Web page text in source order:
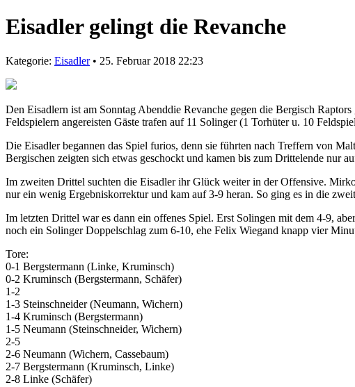
Eisadler gelingt die Revanche
Kategorie: Eisadler• 25. Februar 2018 22:23
Den Eisadlern ist am Sonntag Abenddie Revanche gegen die Bergisch
Feldspielern angereisten Gäste trafen auf 11 Solinger (1 Torhüter u. 10
Die Eisadler begannen das Spiel furios, denn sie führten nach Treffern von
Bergischen zeigten sich etwas geschockt und kamen bis zum Drittelende nur
Im zweiten Drittel suchten die Eisadler ihr Glück weiter in der Offensive.
nur ein wenig Ergebniskorrektur und kam auf 3-9 heran. So ging es in die
Im letzten Drittel war es dann ein offenes Spiel. Erst Solingen mit dem 4-9,
noch ein Solinger Doppelschlag zum 6-10, ehe Felix Wiegand knapp vier
Tore:
0-1 Bergstermann (Linke, Kruminsch)
0-2 Kruminsch (Bergstermann, Schäfer)
1-2
1-3 Steinschneider (Neumann, Wichern)
1-4 Kruminsch (Bergstermann)
1-5 Neumann (Steinschneider, Wichern)
2-5
2-6 Neumann (Wichern, Cassebaum)
2-7 Bergstermann (Kruminsch, Linke)
2-8 Linke (Schäfer)